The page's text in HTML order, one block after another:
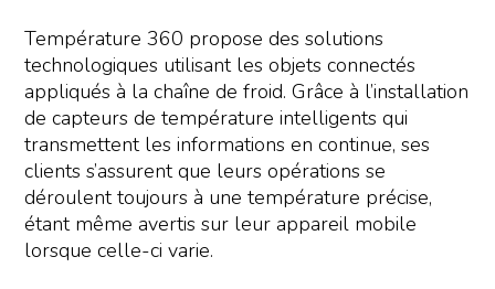
Température 360 propose des solutions
technologiques utilisant les objets connectés
appliqués à la chaîne de froid. Grâce à l’installation
de capteurs de température intelligents qui
transmettent les informations en continue, ses
clients s’assurent que leurs opérations se
déroulent toujours à une température précise,
étant même avertis sur leur appareil mobile
lorsque celle-ci varie.